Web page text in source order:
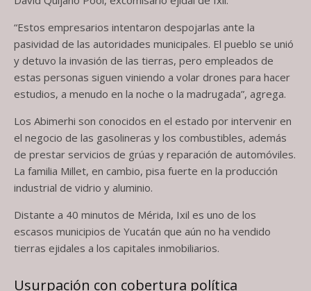
“Estos empresarios intentaron despojarlas ante la
pasividad de las autoridades municipales. El pueblo se unió
y detuvo la invasión de las tierras, pero empleados de
estas personas siguen viniendo a volar drones para hacer
estudios, a menudo en la noche o la madrugada”, agrega.
Los Abimerhi son conocidos en el estado por intervenir en
el negocio de las gasolineras y los combustibles, además
de prestar servicios de grúas y reparación de automóviles.
La familia Millet, en cambio, pisa fuerte en la producción
industrial de vidrio y aluminio.
Distante a 40 minutos de Mérida, Ixil es uno de los
escasos municipios de Yucatán que aún no ha vendido
tierras ejidales a los capitales inmobiliarios.
Usurpación con cobertura política